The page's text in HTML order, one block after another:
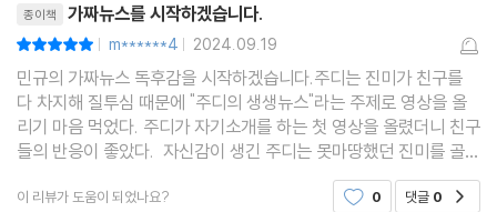
종이책 가짜뉴스를 시작하겠습니다.
| m******4 | 2024.09.19
민규의 가짜뉴스 독후감을 시작하겠습니다.주디는 진미가 친구를
다 차지해 질투심 때문에 "주디의 생생뉴스"라는 주제로 영상을 올
리기 마음 먹었다. 주디가 자기소개를 하는 첫 영상을 올렸더니 친구
들의 반응이 좋았다. 자신감이 생긴 주디는 못마땅했던 진미를 골려
주려고 시커먼 빵에서 손톱이 나왔다는 거짓영상을 올렸다. 사실을
밝히려는 진미와 그런 적 없다고 하는 주디. 반
이 리뷰가 도움이 되었나요? 0 댓글 0